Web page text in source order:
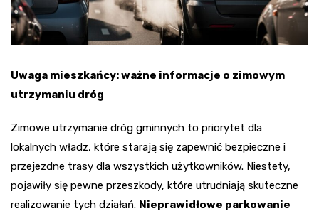
Uwaga mieszkańcy: ważne informacje o zimowym
utrzymaniu dróg
Zimowe utrzymanie dróg gminnych to priorytet dla
lokalnych władz, które starają się zapewnić bezpieczne i
przejezdne trasy dla wszystkich użytkowników. Niestety,
pojawiły się pewne przeszkody, które utrudniają skuteczne
realizowanie tych działań. Nieprawidłowe parkowanie